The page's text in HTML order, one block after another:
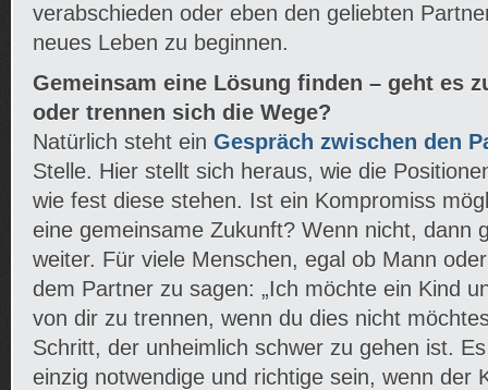
verabschieden oder eben den geliebten
neues Leben zu beginnen.
Gemeinsam eine Lösung finden – geht es
oder trennen sich die Wege?
Natürlich steht ein Gespräch zwischen den
Stelle. Hier stellt sich heraus, wie die
wie fest diese stehen. Ist ein Kompromiss
eine gemeinsame Zukunft? Wenn nicht, dann
weiter. Für viele Menschen, egal ob Mann
dem Partner zu sagen: „Ich möchte ein Kind
von dir zu trennen, wenn du dies nicht
Schritt, der unheimlich schwer zu gehen ist.
einzig notwendige und richtige sein, wenn der